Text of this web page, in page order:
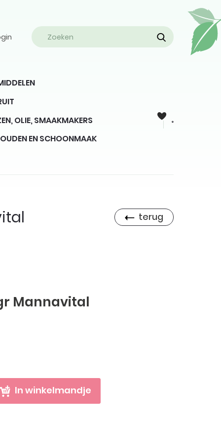
OLIE, SMAAKMAKERS
EN SCHOONMAAK
terug
Mannavital
In winkelmandje